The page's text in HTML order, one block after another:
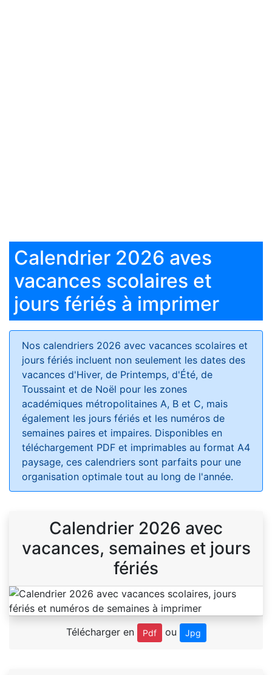
Calendrier 2026 aves
vacances scolaires et
jours fériés à imprimer
Nos calendriers 2026 avec vacances scolaires et
jours fériés incluent non seulement les dates des
vacances d'Hiver, de Printemps, d'Été, de
Toussaint et de Noël pour les zones
académiques métropolitaines A, B et C, mais
également les jours fériés et les numéros de
semaines paires et impaires. Disponibles en
téléchargement PDF et imprimables au format A4
paysage, ces calendriers sont parfaits pour une
organisation optimale tout au long de l'année.
Calendrier 2026 avec
vacances, semaines et jours
fériés
Télécharger en Pdf ou Jpg